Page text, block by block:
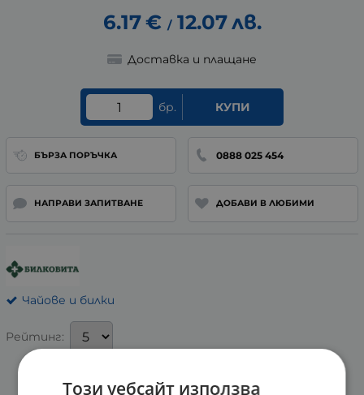
6.17€ / 12.07лв.
Доставка и плащане
бр. КУПИ
БЪРЗА ПОРЪЧКА 0888 025 454
НАПРАВИ ЗАПИТВАНЕ ДОБАВИ В ЛЮБИМИ
Чайове и билки
Рейтинг:
Този уебсайт използва